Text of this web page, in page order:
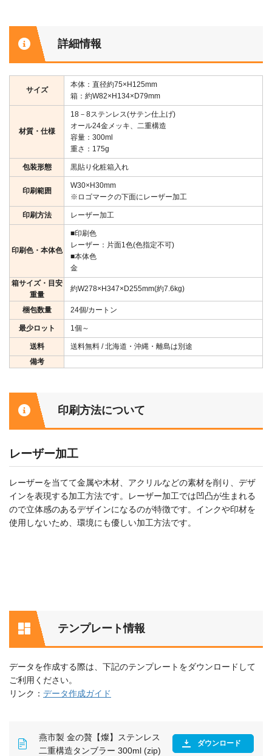
詳細情報
サイズ
本体：直径約75×H125mm
箱：約W82×H134×D79mm
材質・仕様
18－8ステンレス(サテン仕上げ)
オール24金メッキ、二重構造
容量：300ml
重さ：175g
包装形態 黒貼り化粧箱入れ
印刷範囲
W30×H30mm
※ロゴマークの下面にレーザー加工
印刷方法 レーザー加工
印刷色・本体色
■印刷色
レーザー：片面1色(色指定不可)
■本体色
金
箱サイズ・目安
重量
約W278×H347×D255mm(約7.6kg)
梱包数量 24個/カートン
最少ロット 1個～
送料
送料無料 / 北海道・沖縄・離島は別途
備考
印刷方法について
レーザー加工
レーザーを当てて金属や木材、アクリルなどの素材を削り、デザ
インを表現する加工方法です。レーザー加工では凹凸が生まれる
ので立体感のあるデザインになるのが特徴です。インクや印材を
使用しないため、環境にも優しい加工方法です。
テンプレート情報
データを作成する際は、下記のテンプレートをダウンロードして
ご利用ください。
リンク： データ作成ガイド
燕市製 金の贅【燦】ステンレス
二重構造タンブラー 300ml (zip)
ダウンロード